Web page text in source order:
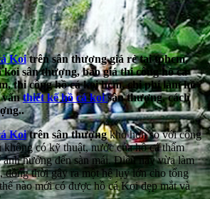
Koitrên sân thượng giá rẻ tại tphcm,
koi sân thượng, báo giá thi công hồ cá
thi công hồ cá koi hcm, chi phí làm hồ
vấnthiết kế hồ cá koisân thượng, cách
Koitrên sân thượngkhó hơn so với công
có kỹ thuật, nước của hồ cá thấm
hưởng đến sàn mái. Điều này vừa làm
đồng thời gây ra một hệ lụy lớn cho tổng
nào mới có được hồ cá Koi đẹp mắt và